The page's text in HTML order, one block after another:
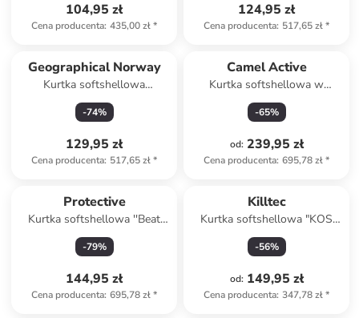
104,95 zł
Cena producenta: 435,00 zł*
124,95 zł
Cena producenta: 517,65 zł*
Geographical Norway
Kurtka softshellowa
"Tamigoglass" w kolorze khaki
-74%
129,95 zł
Cena producenta: 517,65 zł*
Camel Active
Kurtka softshellowa w
kolorze granatowym
-65%
od: 239,95 zł
Cena producenta: 695,78 zł*
Protective
Kurtka softshellowa ''Beat
Street 2.0'' w kolorze czarno-
czerwono-pomarańczowym
-79%
144,95 zł
Cena producenta: 695,78 zł*
Killtec
Kurtka softshellowa "KOS
103" w kolorze czerwonym
-56%
od: 149,95 zł
Cena producenta: 347,78 zł*